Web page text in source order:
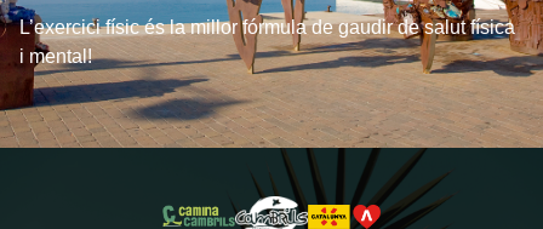
L’exercici físic és la millor fórmula de gaudir de salut física
i mental!